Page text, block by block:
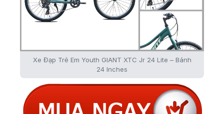
Xe Đạp Trẻ Em Youth GIANT XTC Jr 24 Lite – Bánh
24 Inches